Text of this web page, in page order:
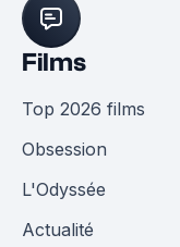
Films
Top 2026 films
Obsession
L'Odyssée
Actualité